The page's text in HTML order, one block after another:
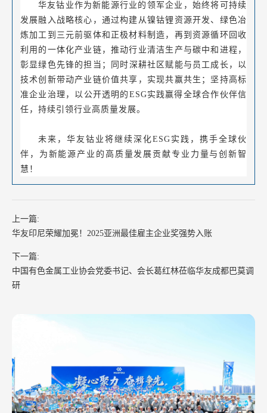
华友钴业作为新能源行业的领军企业，始终将可持续
发展融入战略核心，通过构建从镍钴锂资源开发、绿色冶
炼加工到三元前驱体和正极材料制造，再到资源循环回收
利用的一体化产业链，推动行业清洁生产与碳中和进程，
彰显绿色先锋的担当；同时深耕社区赋能与员工成长，以
技术创新带动产业链价值共享，实现共赢共生；坚持高标
准企业治理，以公开透明的ESG实践赢得全球合作伙伴信
任，持续引领行业高质量发展。
未来，华友钴业将继续深化ESG实践，携手全球伙
伴，为新能源产业的高质量发展贡献专业力量与创新智
慧！
上一篇:
华友印尼荣耀加冕！2025亚洲最佳雇主企业奖强势入账
下一篇:
中国有色金属工业协会党委书记、会长葛红林莅临华友成都巴莫调
研